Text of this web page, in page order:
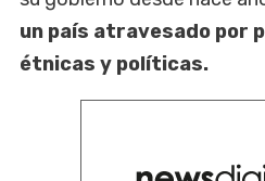
un país atravesado por
étnicas y políticas.